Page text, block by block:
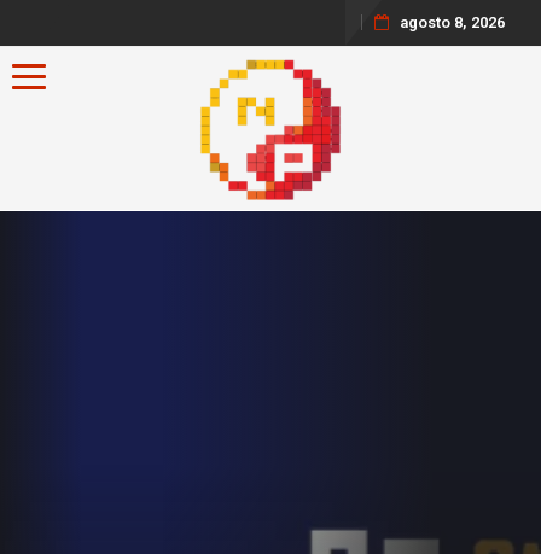
agosto 8, 2026
Toggle navigation